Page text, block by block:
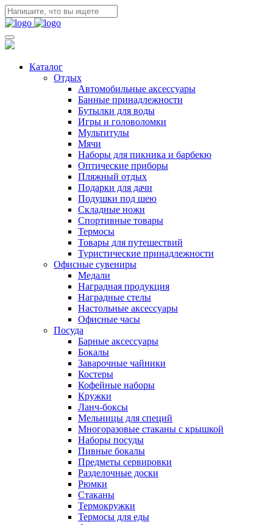
Каталог
Отдых
Автомобильные аксессуары
Банные принадлежности
Бутылки для воды
Игры и головоломки
Мультитулы
Мячи
Наборы для пикника и барбекю
Оптические приборы
Пляжный отдых
Подарки для дачи
Подушки под шею
Складные ножи
Спортивные товары
Термосы
Товары для путешествий
Туристические принадлежности
Офисные сувениры
Медали
Наградная продукция
Наградные стелы
Настольные аксессуары
Офисные часы
Посуда
Барные аксессуары
Бокалы
Заварочные чайники
Костеры
Кофейные наборы
Кружки
Ланч-боксы
Мельницы для специй
Многоразовые стаканы с крышкой
Наборы посуды
Пивные бокалы
Предметы сервировки
Разделочные доски
Рюмки
Стаканы
Термокружки
Термосы для еды